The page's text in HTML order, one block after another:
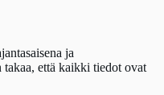
ja
takaa, että kaikki tiedot ovat